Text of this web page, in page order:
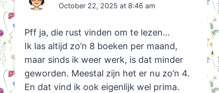
October 22, 2025 at 8:46 am
Pff ja, die rust vinden om te lezen…
Ik las altijd zo’n 8 boeken per maand,
maar sinds ik weer werk, is dat minder
geworden. Meestal zijn het er nu zo’n 4.
En dat vind ik ook eigenlijk wel prima.